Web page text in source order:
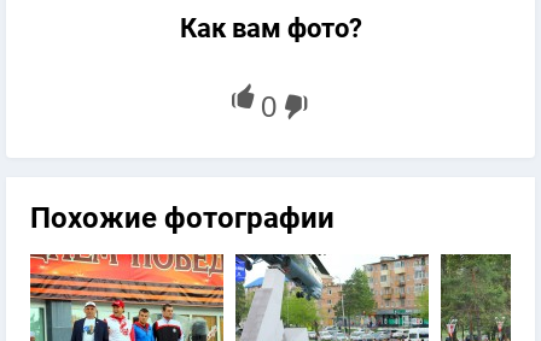
Как вам фото?
Похожие фотографии